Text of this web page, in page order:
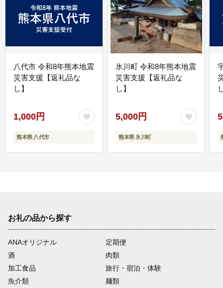
八代市 令和8年熊本地震
災害支援【返礼品な
し】
1,000円
熊本県 八代市
氷川町 令和8年熊本地震
災害支援【返礼品な
し】
5,000円
熊本県 氷川町
お礼の品から探す
ANAオリジナル
定期便
酒
肉類
加工食品
旅行・宿泊・体験
魚介類
麺類